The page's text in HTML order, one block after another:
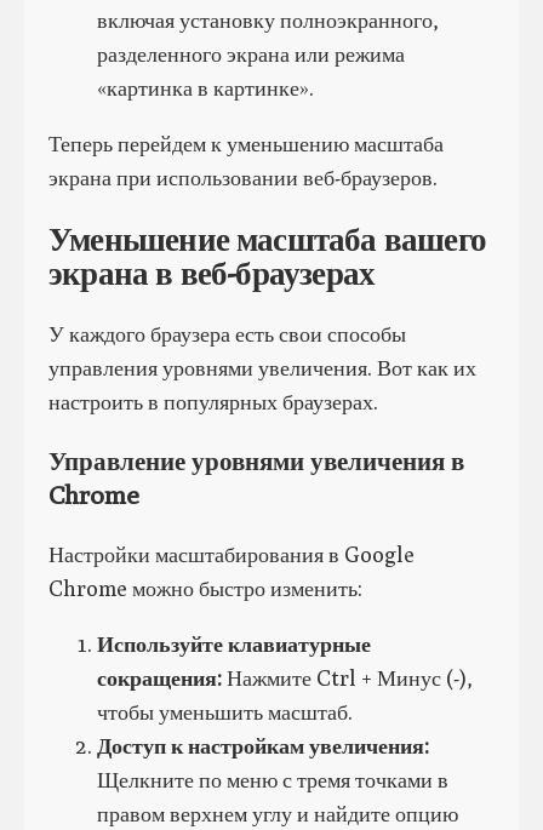
включая установку полноэкранного,
разделенного экрана или режима
«картинка в картинке».
Теперь перейдем к уменьшению масштаба
экрана при использовании веб-браузеров.
Уменьшение масштаба вашего
экрана в веб-браузерах
У каждого браузера есть свои способы
управления уровнями увеличения. Вот как их
настроить в популярных браузерах.
Управление уровнями увеличения в
Chrome
Настройки масштабирования в Google
Chrome можно быстро изменить:
Используйте клавиатурные
сокращения:Нажмите Ctrl + Минус (-),
чтобы уменьшить масштаб.
Доступ к настройкам увеличения:
Щелкните по меню с тремя точками в
правом верхнем углу и найдите опцию